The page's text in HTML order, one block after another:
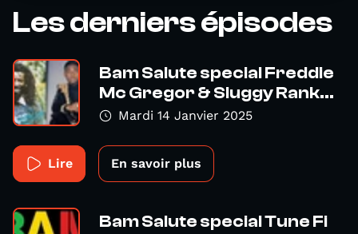
Les derniers épisodes
Bam Salute special Freddie
Mc Gregor & Sluggy Rank...
Mardi 14 Janvier 2025
Lire En savoir plus
Bam Salute special Tune Fi